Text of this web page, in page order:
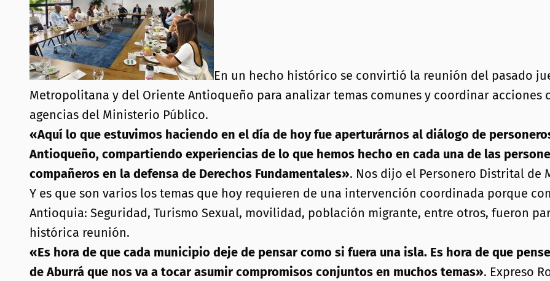
En un hecho histórico se convirtió la reunión del pasado
Metropolitana y del Oriente Antioqueño para analizar temas comunes y coordinar
agencias del Ministerio Público.
«Aquí lo que estuvimos haciendo en el día de hoy fue aperturárnos al diálogo de
Antioqueño, compartiendo experiencias de lo que hemos hecho en cada una de las
compañeros en la defensa de Derechos Fundamentales». Nos dijo el Personero Distrital de
Y es que son varios los temas que hoy requieren de una intervención coordinada porque
Antioquia: Seguridad, Turismo Sexual, movilidad, población migrante, entre otros, fueron
histórica reunión.
«Es hora de que cada municipio deje de pensar como si fuera una isla. Es hora de que
de Aburrá que nos va a tocar asumir compromisos conjuntos en muchos temas». Expreso